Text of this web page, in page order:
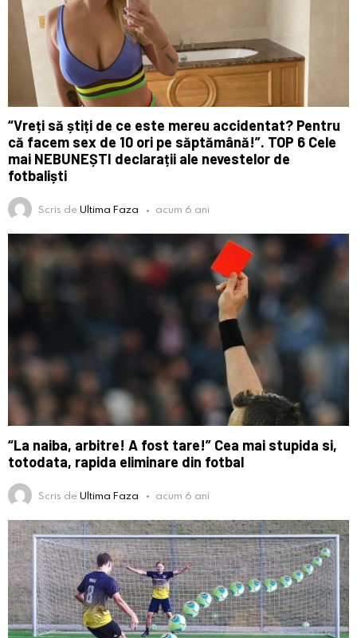
“Vreți să știți de ce este mereu accidentat? Pentru
că facem sex de 10 ori pe săptămână!”. TOP 6 Cele
mai NEBUNEȘTI declarații ale nevestelor de
fotbaliști
Scris deUltima Faza acum 6 ani
“La naiba, arbitre! A fost tare!” Cea mai stupida si,
totodata, rapida eliminare din fotbal
Scris deUltima Faza acum 6 ani